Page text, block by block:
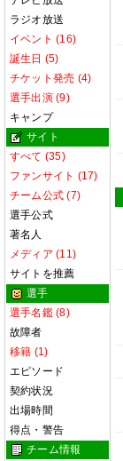
ラジオ放送
イベント (16)
誕生日 (5)
チケット発売 (4)
選手出演 (9)
キャンプ
サイト
すべて (35)
ファンサイト (17)
チーム公式 (7)
選手公式
著名人
メディア (11)
サイトを推薦
選手
選手名鑑 (8)
故障者
移籍 (1)
エピソード
契約状況
出場時間
得点・警告
チーム情報